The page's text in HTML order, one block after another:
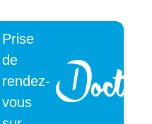
Prise
de
rendez-
vous